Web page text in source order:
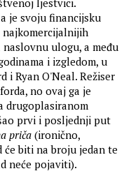
ljestvici.
je svoju financijsku
najkomercijalnijih
ulogu, a među
i izgledom, u
i Ryan O'Neal. Režiser
no ovaj ga je
drugoplasiranom
prvi i posljednji put
priča (ironično,
će biti na broju jedan te
neće pojaviti).